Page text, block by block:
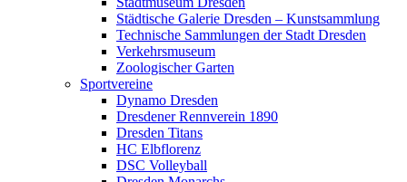
Städtische Galerie Dresden – Kunstsammlung
Technische Sammlungen der Stadt Dresden
Verkehrsmuseum
Zoologischer Garten
Sportvereine
Dynamo Dresden
Dresdener Rennverein 1890
Dresden Titans
HC Elbflorenz
DSC Volleyball